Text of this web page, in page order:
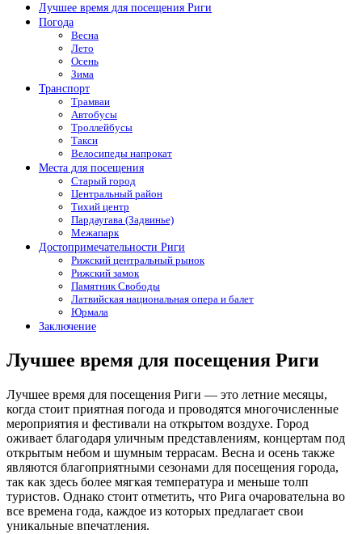
Лучшее время для посещения Риги
Погода
Весна
Лето
Осень
Зима
Транспорт
Трамваи
Автобусы
Троллейбусы
Такси
Велосипеды напрокат
Места для посещения
Старый город
Центральный район
Тихий центр
Пардаугава (Задвинье)
Межапарк
Достопримечательности Риги
Рижский центральный рынок
Рижский замок
Памятник Свободы
Латвийская национальная опера и балет
Юрмала
Заключение
Лучшее время для посещения Риги
Лучшее время для посещения Риги — это летние месяцы,
когда стоит приятная погода и проводятся многочисленные
мероприятия и фестивали на открытом воздухе. Город
оживает благодаря уличным представлениям, концертам под
открытым небом и шумным террасам. Весна и осень также
являются благоприятными сезонами для посещения города,
так как здесь более мягкая температура и меньше толп
туристов. Однако стоит отметить, что Рига очаровательна во
все времена года, каждое из которых предлагает свои
уникальные впечатления.